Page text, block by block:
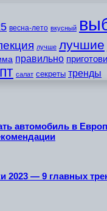
весна-лето вкусный
лучше лучшие
правильно
салат секреты тренды
автомобиль в
2023 — 9 главных